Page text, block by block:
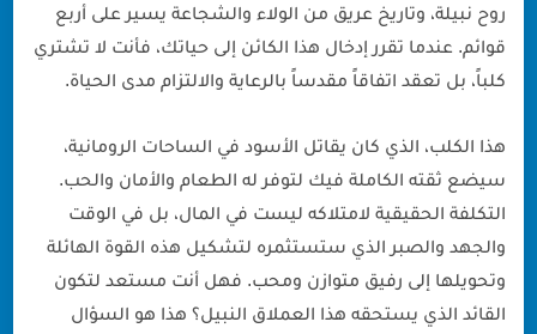
روح نبيلة، وتاريخ عريق من الولاء والشجاعة يسير على أربع
قوائم. عندما تقرر إدخال هذا الكائن إلى حياتك، فأنت لا تشتري
كلباً، بل تعقد اتفاقاً مقدساً بالرعاية والالتزام مدى الحياة.
هذا الكلب، الذي كان يقاتل الأسود في الساحات الرومانية،
سيضع ثقته الكاملة فيك لتوفر له الطعام والأمان والحب.
التكلفة الحقيقية لامتلاكه ليست في المال، بل في الوقت
والجهد والصبر الذي ستستثمره لتشكيل هذه القوة الهائلة
وتحويلها إلى رفيق متوازن ومحب. فهل أنت مستعد لتكون
القائد الذي يستحقه هذا العملاق النبيل؟ هذا هو السؤال